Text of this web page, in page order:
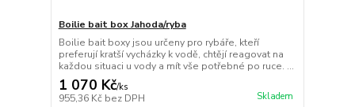
Boilie bait box Jahoda/ryba
Boilie bait boxy jsou určeny pro rybáře, kteří
preferují kratší vycházky k vodě, chtějí reagovat na
každou situaci u vody a mít vše potřebné po ruce. ...
1 070 Kč/ks
955,36 Kč bez DPH Skladem